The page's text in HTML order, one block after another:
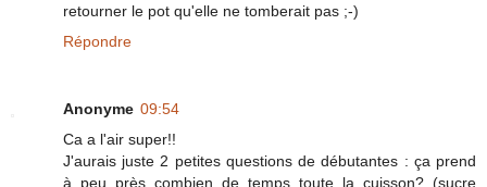
retourner le pot qu'elle ne tomberait pas ;-)
Répondre
Anonyme 09:54
Ca a l'air super!!
J'aurais juste 2 petites questions de débutantes : ça prend
à peu près combien de temps toute la cuisson? (sucre